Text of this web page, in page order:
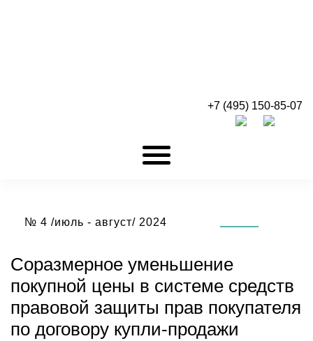
+7 (495) 150-85-07
№ 4 /июль - август/ 2024
Соразмерное уменьшение
покупной цены в системе средств
правовой защиты прав покупателя
по договору купли-продажи